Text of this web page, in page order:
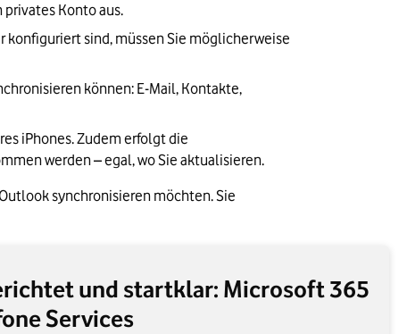
privates Konto aus.
konfiguriert sind, müssen Sie möglicherweise
können: E-Mail, Kontakte,
iPhones. Zudem erfolgt die
werden – egal, wo Sie aktualisieren.
synchronisieren möchten. Sie
und startklar: Microsoft 365
Services